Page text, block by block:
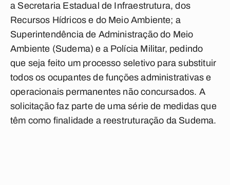
a Secretaria Estadual de Infraestrutura, dos
Recursos Hídricos e do Meio Ambiente; a
Superintendência de Administração do Meio
Ambiente (Sudema) e a Polícia Militar, pedindo
que seja feito um processo seletivo para substituir
todos os ocupantes de funções administrativas e
operacionais permanentes não concursados. A
solicitação faz parte de uma série de medidas que
têm como finalidade a reestruturação da Sudema.